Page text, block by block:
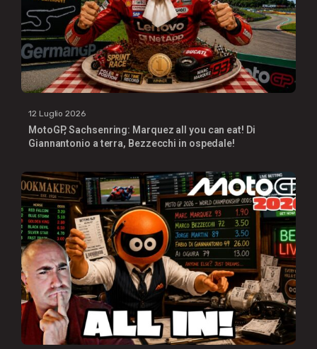
12 Luglio 2026
MotoGP, Sachsenring: Marquez all you can eat! Di
Giannantonio a terra, Bezzecchi in ospedale!